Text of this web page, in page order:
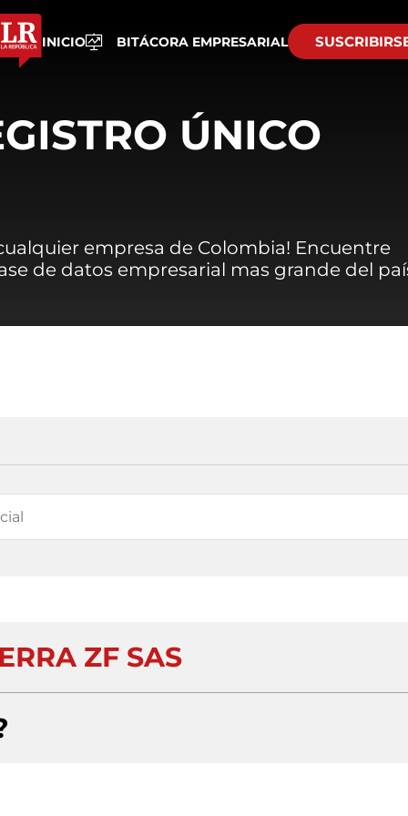
INICIO BITÁCORA EMPRESARIAL
ÚNICO
empresa de Colombia! Encuentre
de datos empresarial mas grande del
ZF SAS